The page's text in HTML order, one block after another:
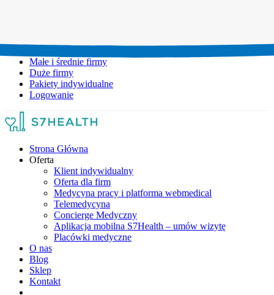
Małe i średnie firmy
Duże firmy
Pakiety indywidualne
Logowanie
Strona Główna
Oferta
Klient indywidualny
Oferta dla firm
Medycyna pracy i platforma webmedical
Telemedycyna
Concierge Medyczny
Aplikacja mobilna S7Health – umów wizytę
Placówki medyczne
O nas
Blog
Sklep
Kontakt